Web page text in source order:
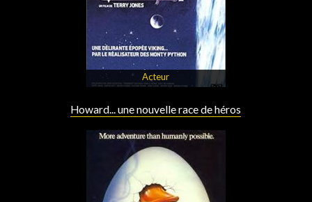
Acteur
Howard... une nouvelle race de héros